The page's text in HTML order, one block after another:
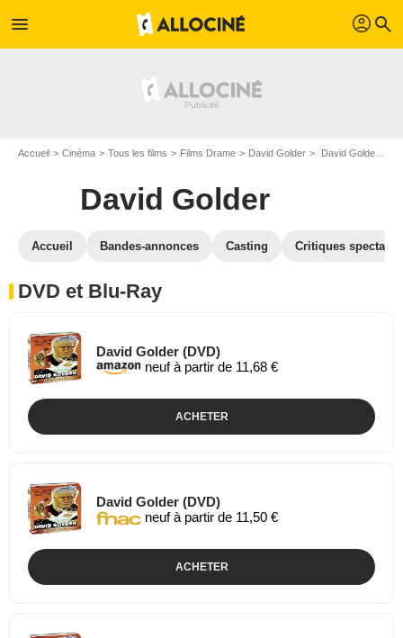
menu profil search
Accueil Cinéma Tous les films Films Drame David Golder David Golder en DVD Blu Ray
David Golder
Accueil Bandes-annonces Casting Critiques
DVD et Blu-Ray
David Golder (DVD)
neuf à partir de 11,68 €
ACHETER
David Golder (DVD)
neuf à partir de 11,50 €
ACHETER